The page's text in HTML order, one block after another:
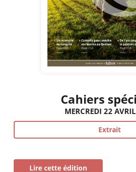
Cahiers
MERCREDI 22
Extrait
Lire cette édition